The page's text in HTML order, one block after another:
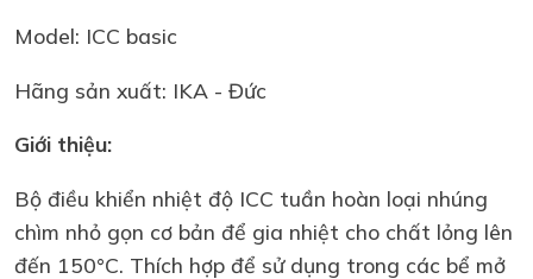
Model: ICC basic
Hãng sản xuất: IKA - Đức
Giới thiệu:
Bộ điều khiển nhiệt độ ICC tuần hoàn loại nhúng
chìm nhỏ gọn cơ bản để gia nhiệt cho chất lỏng lên
đến 150°C. Thích hợp để sử dụng trong các bể mở